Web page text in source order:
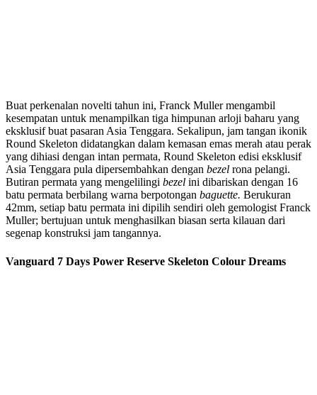
Buat perkenalan novelti tahun ini, Franck Muller mengambil
kesempatan untuk menampilkan tiga himpunan arloji baharu yang
eksklusif buat pasaran Asia Tenggara. Sekalipun, jam tangan ikonik
Round Skeleton didatangkan dalam kemasan emas merah atau perak
yang dihiasi dengan intan permata, Round Skeleton edisi eksklusif
Asia Tenggara pula dipersembahkan dengan bezel rona pelangi.
Butiran permata yang mengelilingi bezel ini dibariskan dengan 16
batu permata berbilang warna berpotongan baguette. Berukuran
42mm, setiap batu permata ini dipilih sendiri oleh gemologist Franck
Muller; bertujuan untuk menghasilkan biasan serta kilauan dari
segenap konstruksi jam tangannya.
Vanguard 7 Days Power Reserve Skeleton Colour Dreams